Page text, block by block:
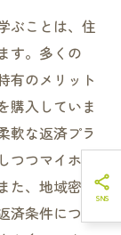
ぶことは、住
す。多くの
有のメリット
購入していま
軟な返済プラ
つマイホー
た、地域密着
条件につい